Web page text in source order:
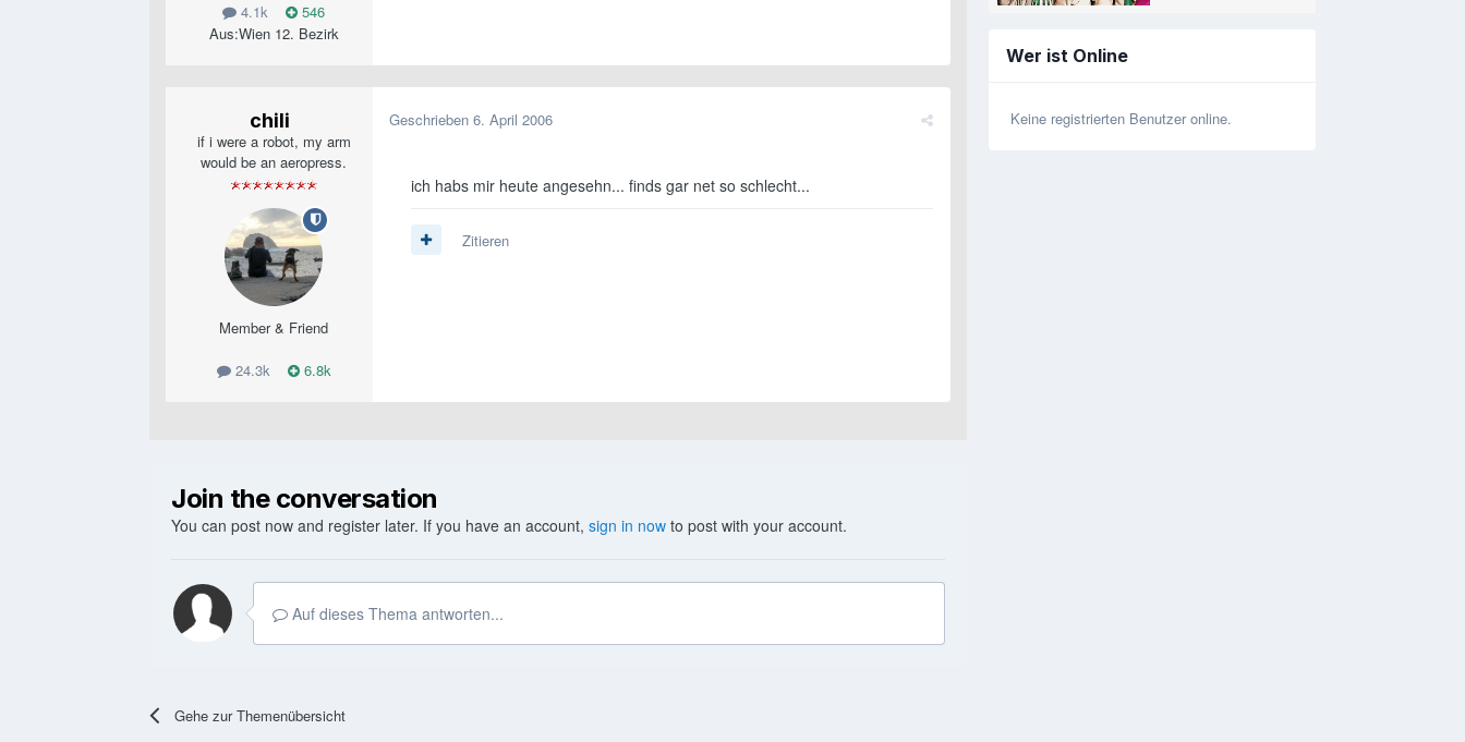
4.1k
546
Aus:Wien 12. Bezirk
chili
if i were a robot, my arm
would be an aeropress.
Member & Friend
24.3k 6.8k
Geschrieben 6. April 2006
ich habs mir heute angesehn... finds gar net so schlecht...
Zitieren
Join the conversation
You can post now and register later. If you have an account, sign in now to post with your account.
Auf dieses Thema antworten...
Gehe zur Themenübersicht
Wer ist Online
Keine registrierten Benutzer online.